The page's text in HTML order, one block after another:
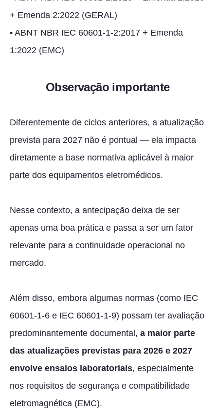
+ Emenda 2:2022 (GERAL)
• ABNT NBR IEC 60601-1-2:2017 + Emenda
1:2022 (EMC)
Observação importante
Diferentemente de ciclos anteriores, a atualização
prevista para 2027 não é pontual — ela impacta
diretamente a base normativa aplicável à maior
parte dos equipamentos eletromédicos.
Nesse contexto, a antecipação deixa de ser
apenas uma boa prática e passa a ser um fator
relevante para a continuidade operacional no
mercado.
Além disso, embora algumas normas (como IEC
60601-1-6 e IEC 60601-1-9) possam ter avaliação
predominantemente documental, a maior parte
das atualizações previstas para 2026 e 2027
envolve ensaios laboratoriais, especialmente
nos requisitos de segurança e compatibilidade
eletromagnética (EMC).